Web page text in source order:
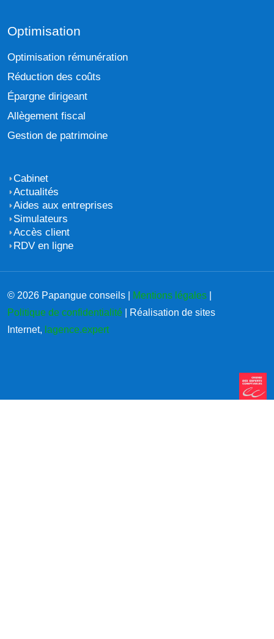
Optimisation
Optimisation rémunération
Réduction des coûts
Épargne dirigeant
Allègement fiscal
Gestion de patrimoine
Cabinet
Actualités
Aides aux entreprises
Simulateurs
Accès client
RDV en ligne
© 2026 Papangue conseils | Mentions légales
Politique de confidentialité | Réalisation de sites
Internet, lagence.expert